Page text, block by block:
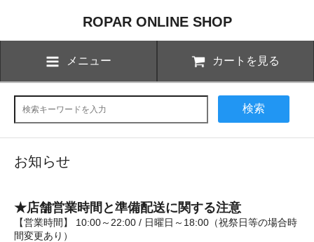
ROPAR ONLINE SHOP
メニュー カートを見る
検索
お知らせ
★店舗営業時間と準備配送に関する注意
【営業時間】 10:00～22:00 / 日曜日～18:00（祝祭日等の場合時
間変更あり）